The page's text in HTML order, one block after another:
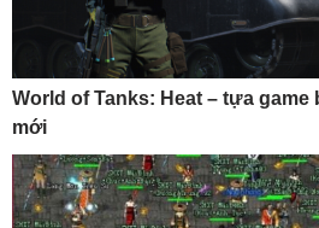
World of Tanks: Heat – tựa
mới